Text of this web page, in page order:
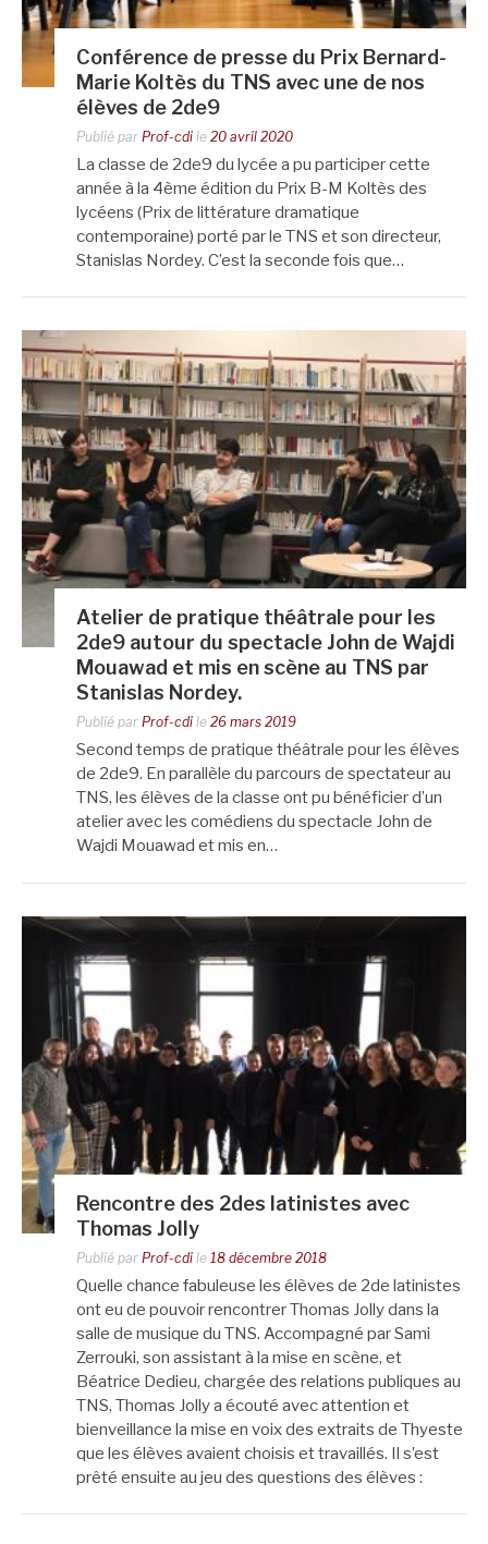
Conférence de presse du Prix Bernard-
Marie Koltès du TNS avec une de nos
élèves de 2de9
Publié par Prof-cdi le 20 avril 2020
La classe de 2de9 du lycée a pu participer cette
année à la 4ème édition du Prix B-M Koltès des
lycéens (Prix de littérature dramatique
contemporaine) porté par le TNS et son directeur,
Stanislas Nordey. C’est la seconde fois que…
Atelier de pratique théâtrale pour les
2de9 autour du spectacle John de Wajdi
Mouawad et mis en scène au TNS par
Stanislas Nordey.
Publié par Prof-cdi le 26 mars 2019
Second temps de pratique théâtrale pour les élèves
de 2de9. En parallèle du parcours de spectateur au
TNS, les élèves de la classe ont pu bénéficier d’un
atelier avec les comédiens du spectacle John de
Wajdi Mouawad et mis en…
Rencontre des 2des latinistes avec
Thomas Jolly
Publié par Prof-cdi le 18 décembre 2018
Quelle chance fabuleuse les élèves de 2de latinistes
ont eu de pouvoir rencontrer Thomas Jolly dans la
salle de musique du TNS. Accompagné par Sami
Zerrouki, son assistant à la mise en scène, et
Béatrice Dedieu, chargée des relations publiques au
TNS, Thomas Jolly a écouté avec attention et
bienveillance la mise en voix des extraits de Thyeste
que les élèves avaient choisis et travaillés. Il s’est
prêté ensuite au jeu des questions des élèves :